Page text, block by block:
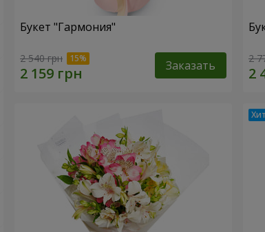
Букет "Гармония"
2 540 грн Заказать 2